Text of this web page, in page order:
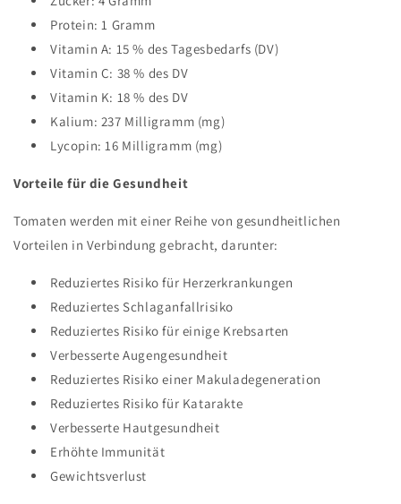
Protein: 1 Gramm
Vitamin A: 15 % des Tagesbedarfs (DV)
Vitamin C: 38 % des DV
Vitamin K: 18 % des DV
Kalium: 237 Milligramm (mg)
Lycopin: 16 Milligramm (mg)
Vorteile für die Gesundheit
Tomaten werden mit einer Reihe von gesundheitlichen
Vorteilen in Verbindung gebracht, darunter:
Reduziertes Risiko für Herzerkrankungen
Reduziertes Schlaganfallrisiko
Reduziertes Risiko für einige Krebsarten
Verbesserte Augengesundheit
Reduziertes Risiko einer Makuladegeneration
Reduziertes Risiko für Katarakte
Verbesserte Hautgesundheit
Erhöhte Immunität
Gewichtsverlust